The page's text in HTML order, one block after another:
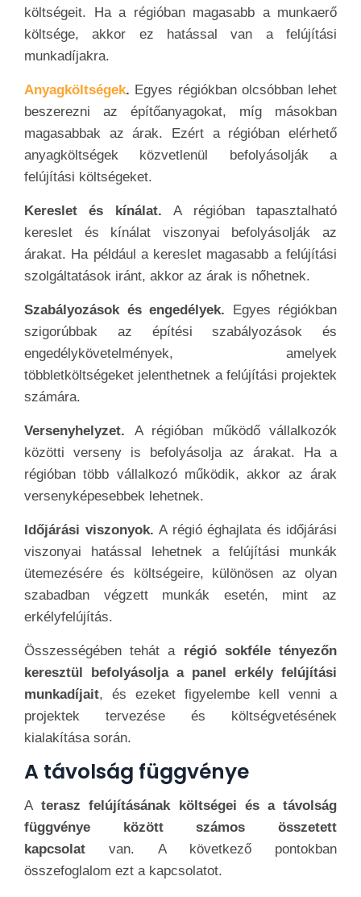
költségeit. Ha a régióban magasabb a munkaerő
költsége, akkor ez hatással van a felújítási
munkadíjakra.
Anyagköltségek. Egyes régiókban olcsóbban lehet
beszerezni az építőanyagokat, míg másokban
magasabbak az árak. Ezért a régióban elérhető
anyagköltségek közvetlenül befolyásolják a
felújítási költségeket.
Kereslet és kínálat.A régióban tapasztalható
kereslet és kínálat viszonyai befolyásolják az
árakat. Ha például a kereslet magasabb a felújítási
szolgáltatások iránt, akkor az árak is nőhetnek.
Szabályozások és engedélyek. Egyes régiókban
szigorúbbak az építési szabályozások és
engedélykövetelmények, amelyek
többletköltségeket jelenthetnek a felújítási projektek
számára.
Versenyhelyzet. A régióban működő vállalkozók
közötti verseny is befolyásolja az árakat. Ha a
régióban több vállalkozó működik, akkor az árak
versenyképesebbek lehetnek.
Időjárási viszonyok. A régió éghajlata és időjárási
viszonyai hatással lehetnek a felújítási munkák
ütemezésére és költségeire, különösen az olyan
szabadban végzett munkák esetén, mint az
erkélyfelújítás.
Összességében tehát a régió sokféle tényezőn
keresztül befolyásolja a panel erkély felújítási
munkadíjait, és ezeket figyelembe kell venni a
projektek tervezése és költségvetésének
kialakítása során.
A távolság függvénye
A terasz felújításának költségei és a távolság
függvénye között számos összetett
kapcsolatvan. A következő pontokban
összefoglalom ezt a kapcsolatot.